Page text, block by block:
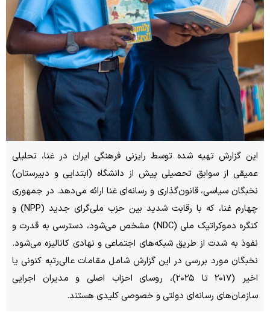
این گزارش تهیه شده توسط رایزنی فرهنگی ایران در غنا، تحلیلی
عمیقی از سوابق تحصیلی پیش از دانشگاه (ابتدایی و دبیرستان)
نخبگان سیاسی، قانون‌گذاری و رسانه‌ای غنا ارائه می‌دهد. در جمهوری
چهارم غنا، که با رقابت شدید بین حزب ملی‌گرای جدید (NPP) و
کنگره دموکراتیک ملی (NDC) مشخص می‌شود، دسترسی به قدرت و
نفوذ به شدت از طریق شبکه‌های اجتماعی و نهادی کانالیزه می‌شود.
نخبگان مورد بررسی در این گزارش شامل مقامات عالی‌رتبه کنونی یا
اخیر (۲۰۱۷ تا ۲۰۲۵)، روسای احزاب اصلی و مدیران اجرایی
سازمان‌های رسانه‌ای دولتی و خصوصی کلیدی هستند.